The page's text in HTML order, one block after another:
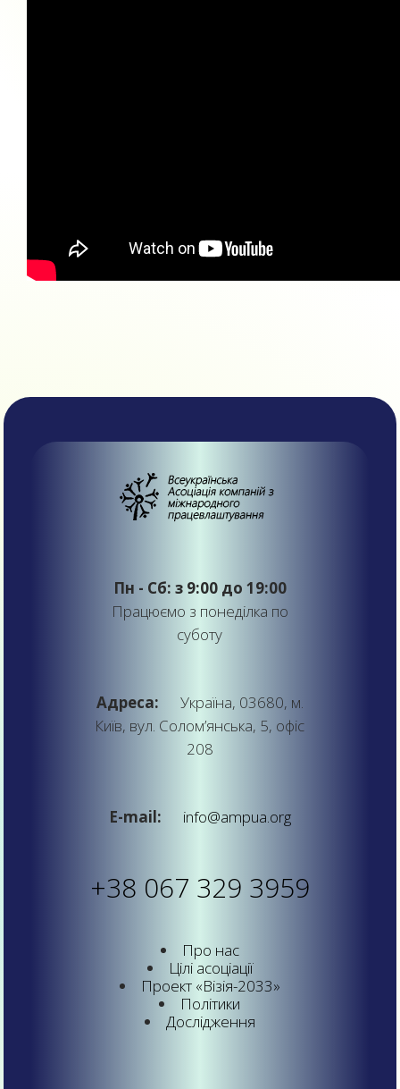
Пн - Сб: з 9:00 до 19:00
Працюємо з понеділка по
суботу
Адреса:
Україна, 03680, м.
Київ, вул. Солом’янська, 5, офіс
208
E-mail: info@ampua.org
+38 067 329 3959
Про нас
Цілі асоціації
Проект «Візія-2033»
Політики
Дослідження